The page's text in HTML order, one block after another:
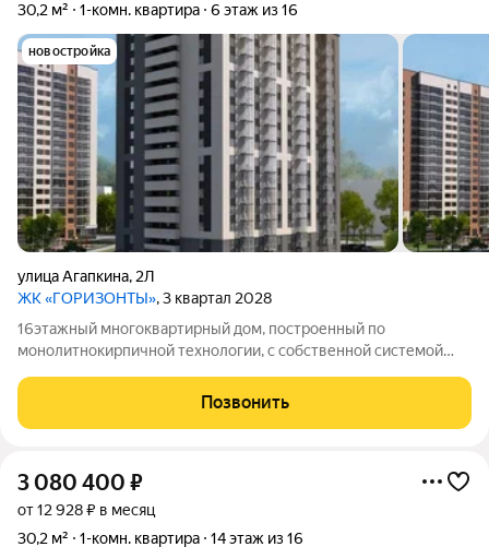
30,2 м²
1-комн. квартира 6 этаж из 16
новостройка
улица Агапкина, 2Л
ЖК «ГОРИЗОНТЫ», 3 квартал 2028
16этажный многоквартирный дом, построенный по
монолитнокирпичной технологии, с собственной системой
Позвонить
3 080 400 ₽
от 12 928 ₽ в месяц
30,2 м²
1-комн. квартира 14 этаж из 16